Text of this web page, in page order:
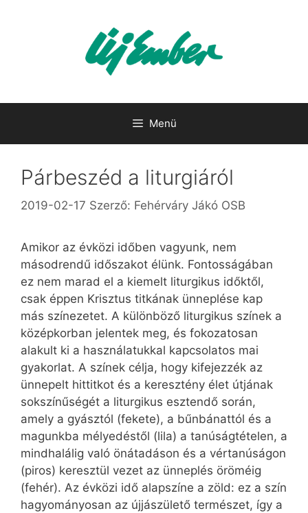
Menü
Párbeszéd a liturgiáról
2019-02-17 Szerző: Fehérváry Jákó OSB
Amikor az évközi időben vagyunk, nem
másodrendű időszakot élünk. Fontosságában
ez nem marad el a kiemelt liturgikus időktől,
csak éppen Krisztus titkának ünneplése kap
más színezetet. A különböző liturgikus színek a
középkorban jelentek meg, és fokozatosan
alakult ki a használatukkal kapcsolatos mai
gyakorlat. A színek célja, hogy kifejezzék az
ünnepelt hittitkot és a keresztény élet útjának
sokszínűségét a liturgikus esztendő során,
amely a gyásztól (fekete), a bűnbánattól és a
magunkba mélyedéstől (lila) a tanúságtételen, a
mindhalálig való önátadáson és a vértanúságon
(piros) keresztül vezet az ünneplés öröméig
(fehér). Az évközi idő alapszíne a zöld: ez a szín
hagyományosan az újjászülető természet, így a